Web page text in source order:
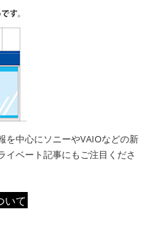
を中心にソニーやVAIOなどの新
イベート記事にもご注目くださ
いて